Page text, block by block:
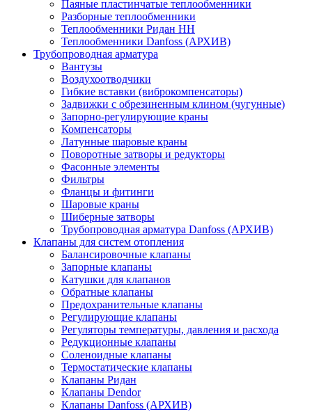
Паяные пластинчатые теплообменники
Разборные теплообменники
Теплообменники Ридан НН
Теплообменники Danfoss (АРХИВ)
Трубопроводная арматура
Вантузы
Воздухоотводчики
Гибкие вставки (виброкомпенсаторы)
Задвижки с обрезиненным клином (чугунные)
Запорно-регулирующие краны
Компенсаторы
Латунные шаровые краны
Поворотные затворы и редукторы
Фасонные элементы
Фильтры
Фланцы и фитинги
Шаровые краны
Шиберные затворы
Трубопроводная арматура Danfoss (АРХИВ)
Клапаны для систем отопления
Балансировочные клапаны
Запорные клапаны
Катушки для клапанов
Обратные клапаны
Предохранительные клапаны
Регулирующие клапаны
Регуляторы температуры, давления и расхода
Редукционные клапаны
Соленоидные клапаны
Термостатические клапаны
Клапаны Ридан
Клапаны Dendor
Клапаны Danfoss (АРХИВ)